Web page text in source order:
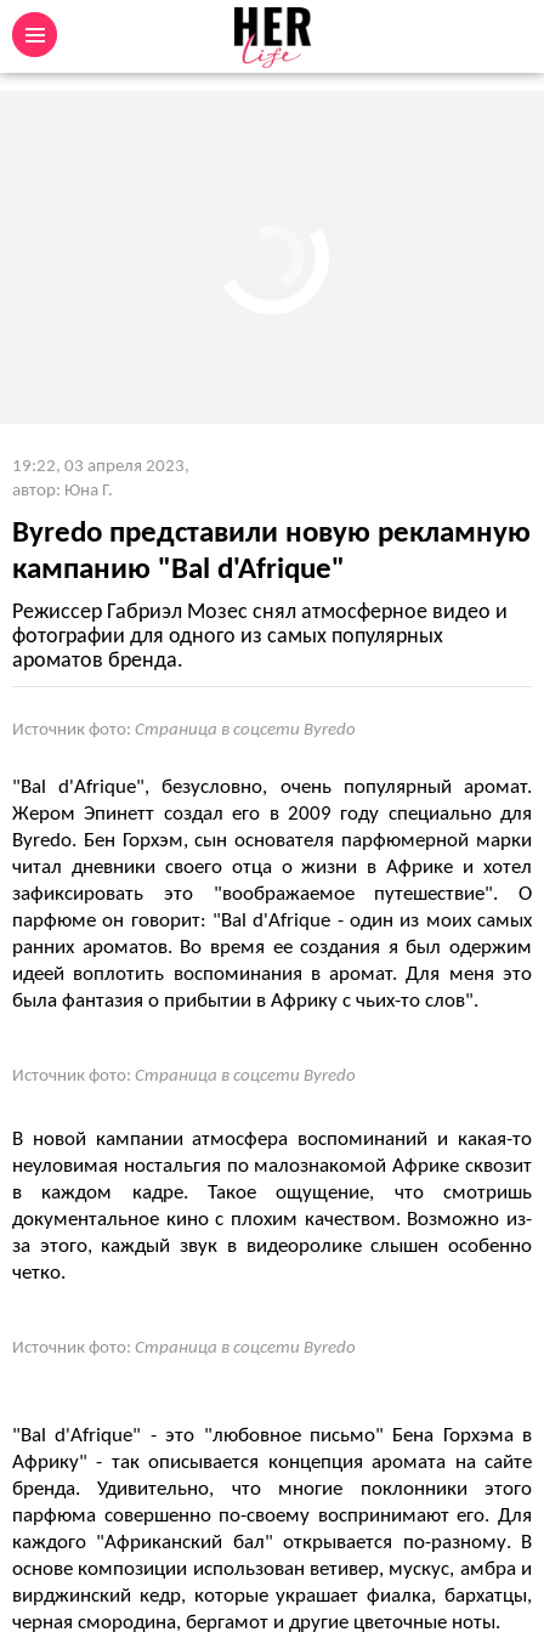
19:22, 03 апреля 2023,
автор: Юна Г.
Byredo представили новую рекламную
кампанию "Bal d'Afrique"
Режиссер Габриэл Мозес снял атмосферное видео и
фотографии для одного из самых популярных
ароматов бренда.
Источник фото: Страница в соцсети Byredo
"Bal d'Afrique", безусловно, очень популярный аромат.
Жером Эпинетт создал его в 2009 году специально для
Byredo. Бен Горхэм, сын основателя парфюмерной марки
читал дневники своего отца о жизни в Африке и хотел
зафиксировать это "воображаемое путешествие". О
парфюме он говорит: "Bal d'Afrique - один из моих самых
ранних ароматов. Во время ее создания я был одержим
идеей воплотить воспоминания в аромат. Для меня это
была фантазия о прибытии в Африку с чьих-то слов".
Источник фото: Страница в соцсети Byredo
В новой кампании атмосфера воспоминаний и какая-то
неуловимая ностальгия по малознакомой Африке сквозит
в каждом кадре. Такое ощущение, что смотришь
документальное кино с плохим качеством. Возможно из-
за этого, каждый звук в видеоролике слышен особенно
четко.
Источник фото: Страница в соцсети Byredo
"Bal d'Afrique" - это "любовное письмо" Бена Горхэма в
Африку" - так описывается концепция аромата на сайте
бренда. Удивительно, что многие поклонники этого
парфюма совершенно по-своему воспринимают его. Для
каждого "Африканский бал" открывается по-разному. В
основе композиции использован ветивер, мускус, амбра и
вирджинский кедр, которые украшает фиалка, бархатцы,
черная смородина, бергамот и другие цветочные ноты.